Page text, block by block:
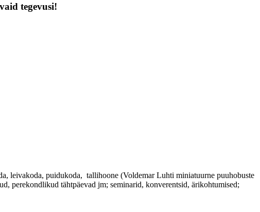
tegevusi!
leivakoda, puidukoda, tallihoone (Voldemar Luhti miniatuurne puuhobuste
perekondlikud tähtpäevad jm; seminarid, konverentsid, ärikohtumised;